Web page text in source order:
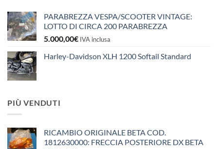
PARABREZZA VESPA/SCOOTER VINTAGE:
LOTTO DI CIRCA 200 PARABREZZA
5.000,00€ IVA inclusa
Harley-Davidson XLH 1200 Softail Standard
PIÙ VENDUTI
RICAMBIO ORIGINALE BETA COD.
1812630000: FRECCIA POSTERIORE DX BETA